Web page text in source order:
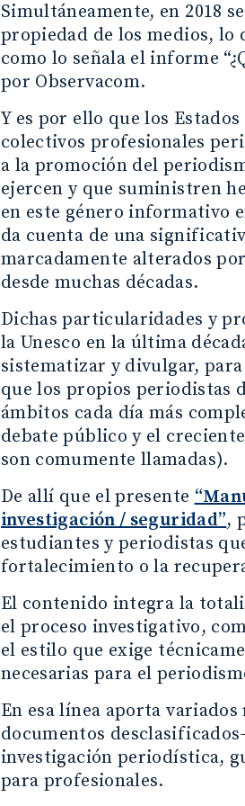
Simultáneamente, en 2018
propiedad de los medios,
como lo señala el informe
por Observacom.
Y es por ello que los
colectivos profesionales
a la promoción del
ejercen y que suministren
en este género informativo
da cuenta de una
marcadamente alterados
desde muchas décadas.
Dichas particularidades y
la Unesco en la última
sistematizar y divulgar,
que los propios periodistas
ámbitos cada día más
debate público y el
son comumente llamadas).
De allí que el presente
investigación / seguridad”,
estudiantes y periodistas
fortalecimiento o la
El contenido integra la
el proceso investigativo,
el estilo que exige
necesarias para el
En esa línea aporta
documentos
investigación periodística,
para profesionales.